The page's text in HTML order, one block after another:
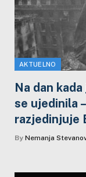
AKTUELNO
Na dan
se ujedinila
razjedinjuje
By Nemanja